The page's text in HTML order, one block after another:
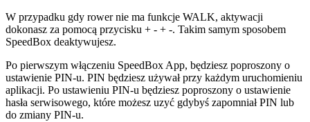
W przypadku gdy rower nie ma funkcje WALK, aktywacji
dokonasz za pomocą przycisku + - + -. Takim samym sposobem
SpeedBox deaktywujesz.
Po pierwszym włączeniu SpeedBox App, będziesz poproszony o
ustawienie PIN-u. PIN będziesz używał przy każdym uruchomieniu
aplikacji. Po ustawieniu PIN-u będziesz poproszony o ustawienie
hasła serwisowego, które możesz uzyć gdybyś zapomniał PIN lub
do zmiany PIN-u.